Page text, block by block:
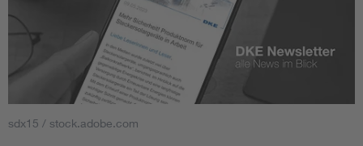
sdx15 / stock.adobe.com